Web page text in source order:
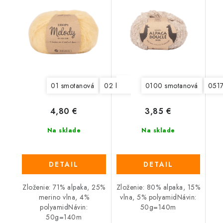
01 smotanová 02 hmla 03 perlovo šedá 04
Na sklade
4,80 €
DETAIL
Zloženie: 71% alpaka, 25%
merino vlna, 4%
polyamidNávin:
50g=140m
0100 smotanová
Na sklade
3,85 €
DETAIL
Zloženie: 80% alpaka, 15%
vlna, 5% polyamidNávin:
50g=140m